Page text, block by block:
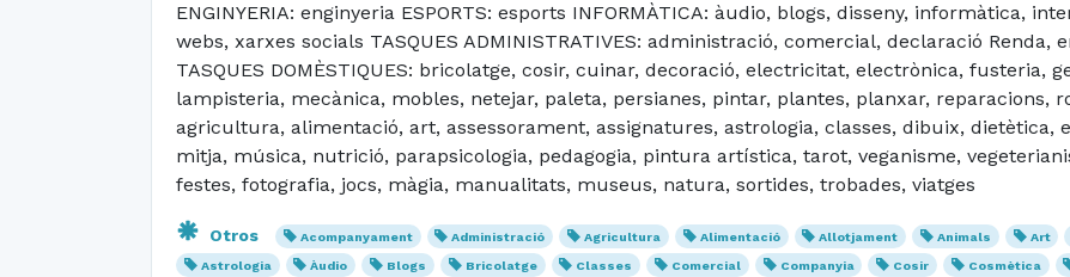
ENGINYERIA: enginyeria ESPORTS: esports INFORMÀTICA: àudio, blogs, disseny, informàtica,
webs, xarxes socials TASQUES ADMINISTRATIVES: administració, comercial, declaració
TASQUES DOMÈSTIQUES: bricolatge, cosir, cuinar, decoració, electricitat, electrònica, fusteria,
lampisteria, mecànica, mobles, netejar, paleta, persianes, pintar, plantes, planxar, reparacions,
agricultura, alimentació, art, assessorament, assignatures, astrologia, classes, dibuix, dietètica,
mitja, música, nutrició, parapsicologia, pedagogia, pintura artística, tarot, veganisme,
festes, fotografia, jocs, màgia, manualitats, museus, natura, sortides, trobades, viatges
Otros Acompanyament Administració Agricultura Alimentació Allotjament Animals Art
Astrologia
Àudio Blogs Bricolatge Classes Comercial Companyia Cosir Cosmètica